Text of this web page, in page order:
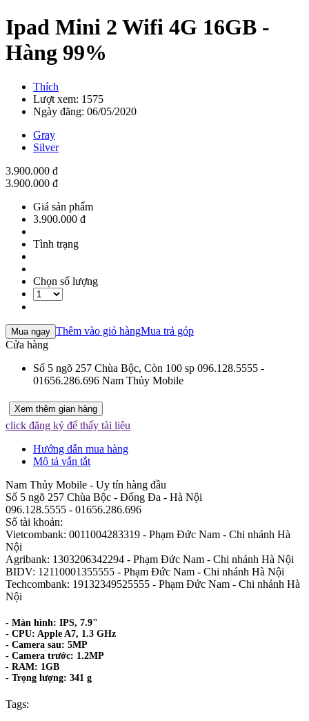
Ipad Mini 2 Wifi 4G 16GB -
Hàng 99%
Thích
Lượt xem: 1575
Ngày đăng: 06/05/2020
Gray
Silver
3.900.000 đ
3.900.000 đ
Giá sản phẩm
3.900.000 đ
Tình trạng
Chọn số lượng
Mua ngay Thêm vào giỏ hàngMua trả góp
Cửa hàng
Số 5 ngõ 257 Chùa Bộc, Còn 100 sp 096.128.5555 -
01656.286.696 Nam Thủy Mobile
Xem thêm gian hàng
click đăng ký để thấy tài liệu
Hướng dẫn mua hàng
Mô tả vắn tắt
Nam Thủy Mobile - Uy tín hàng đầu
Số 5 ngõ 257 Chùa Bộc - Đống Đa - Hà Nội
096.128.5555 - 01656.286.696
Số tài khoản:
Vietcombank: 0011004283319 - Phạm Đức Nam - Chi nhánh Hà
Nội
Agribank: 1303206342294 - Phạm Đức Nam - Chi nhánh Hà Nội
BIDV: 12110001355555 - Phạm Đức Nam - Chi nhánh Hà Nội
Techcombank: 19132349525555 - Phạm Đức Nam - Chi nhánh Hà
Nội
- Màn hình: IPS, 7.9"
- CPU: Apple A7, 1.3 GHz
- Camera sau: 5MP
- Camera trước: 1.2MP
- RAM: 1GB
- Trọng lượng: 341 g
Tags: